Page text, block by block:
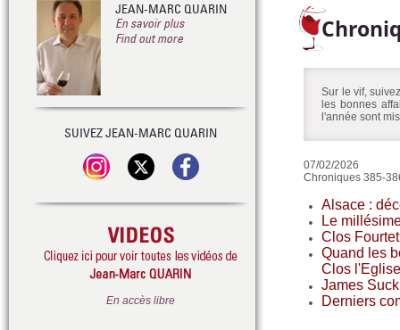
Sur le vif,
les bonnes
l'année sont
07/02/2026
Chroniques 385-
Alsace :
Le
Clos
Quand les
Clos
James
Derniers
JEAN-MARC QUARIN
En savoir plus
Find out more
SUIVEZ JEAN-MARC QUARIN
En accès libre